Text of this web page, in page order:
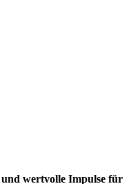
und wertvolle Impulse für